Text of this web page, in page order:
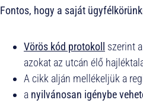
Fontos, hogy a saját
Vörös kód protokoll
szerint
azokat az utcán élő
A cikk alján mellékeljük a
a nyilvánosan igénybe